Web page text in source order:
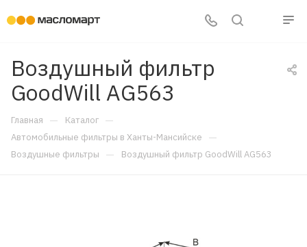
Воздушный фильтр
GoodWill AG563
Главная — Каталог —
Автомобильные фильтры в Ханты-Мансийске —
Воздушные фильтры — Воздушный фильтр GoodWill AG563